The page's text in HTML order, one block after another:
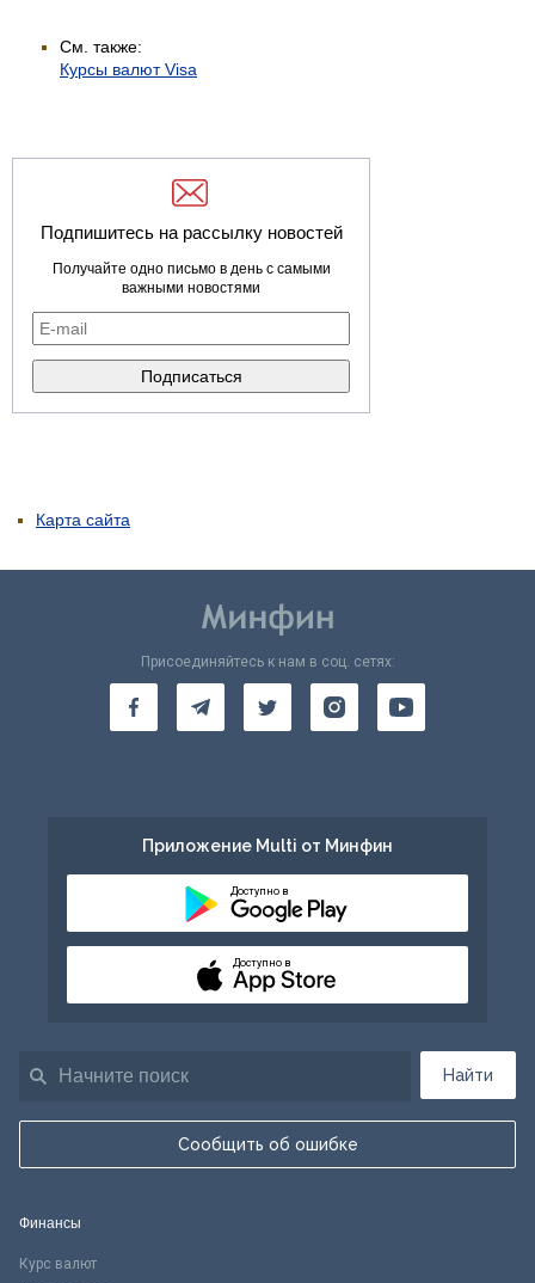
См. также:
Курсы валют Visa
Подпишитесь на рассылку новостей
Получайте одно письмо в день с самыми
важными новостями
Карта сайта
Найти
Сообщить об ошибке
Присоединяйтесь к нам в соц. сетях:
Приложение Multi от Минфин
Доступно в
Доступно в
Финансы
Курс валют